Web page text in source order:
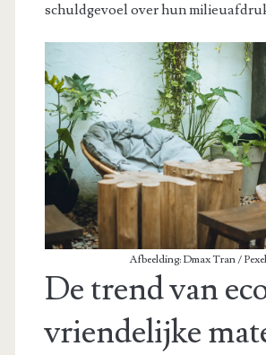
schuldgevoel over hun
Afbeelding: Dmax Tran /
De trend van
vriendelijke